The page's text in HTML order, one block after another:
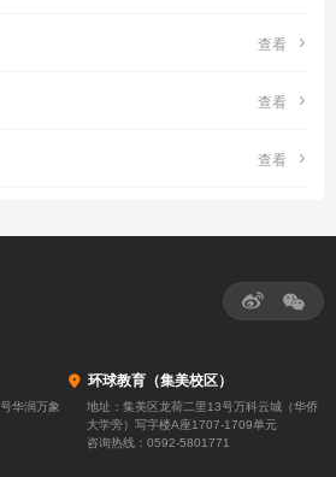
查看 
查看 
查看 
华润万象
 环球教育（集美校区）
地址：集美区龙荷二里13号万科云城（华侨
大学旁）写字楼A座1707-1709单元
咨询热线： 0592-5801771
 